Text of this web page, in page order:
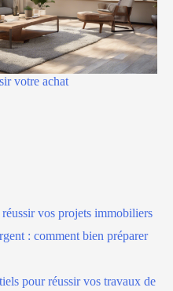
votre achat
vos projets immobiliers
: comment bien préparer
pour réussir vos travaux de